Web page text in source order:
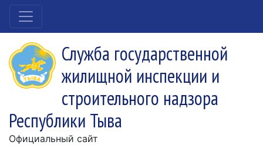
Служба государственной
жилищной инспекции и
строительного надзора
Республики Тыва
Официальный сайт